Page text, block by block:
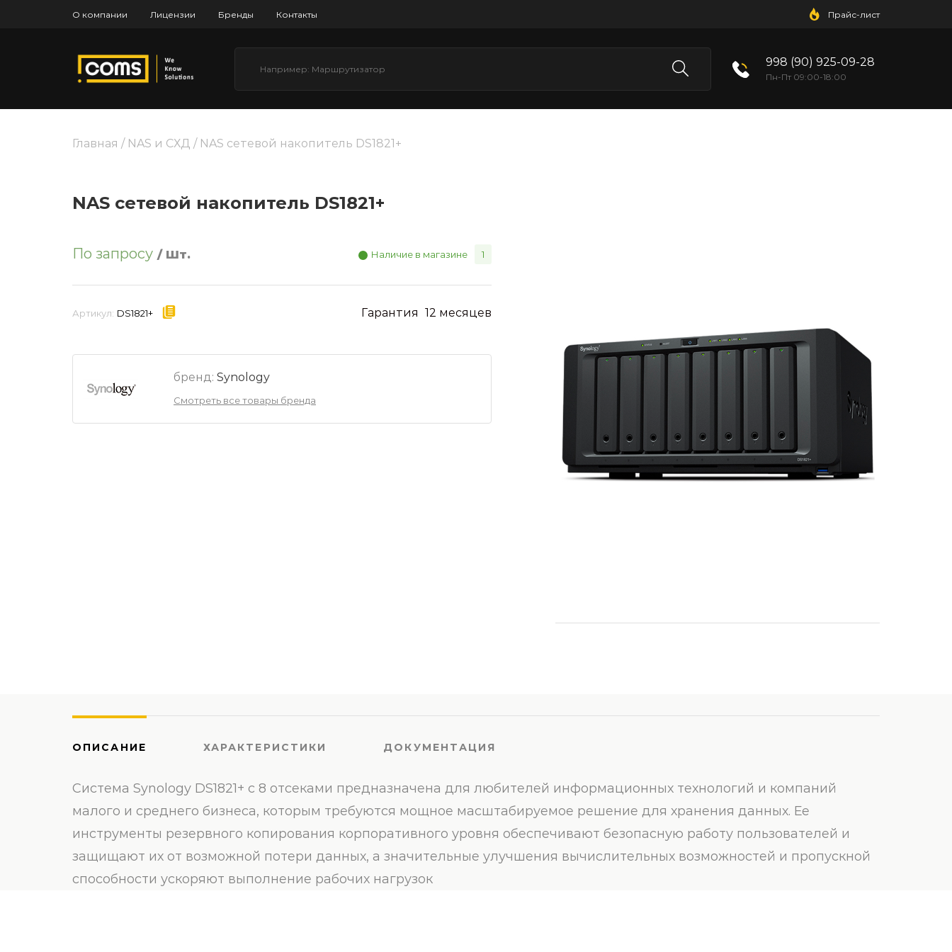
О компании Лицензии Бренды Контакты Прайс-лист
998 (90) 925-09-28
Пн-Пт 09:00-18:00
Главная / NAS и СХД / NAS сетевой накопитель DS1821+
NAS сетевой накопитель DS1821+
По запросу / Шт. Наличие в магазине 1
Артикул: DS1821+ Гарантия 12 месяцев
бренд: Synology
Смотреть все товары бренда
ОПИСАНИЕ ХАРАКТЕРИСТИКИ ДОКУМЕНТАЦИЯ
Система Synology DS1821+ с 8 отсеками предназначена для любителей информационных технологий и компаний
малого и среднего бизнеса, которым требуются мощное масштабируемое решение для хранения данных. Ее
инструменты резервного копирования корпоративного уровня обеспечивают безопасную работу пользователей и
защищают их от возможной потери данных, а значительные улучшения вычислительных возможностей и пропускной
способности ускоряют выполнение рабочих нагрузок